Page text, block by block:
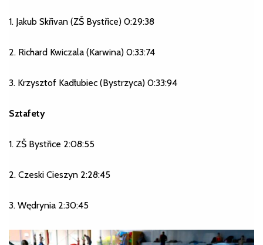
1. Jakub Skřivan (ZŠ Bystřice) 0:29:38
2. Richard Kwiczala (Karwina) 0:33:74
3. Krzysztof Kadłubiec (Bystrzyca) 0:33:94
Sztafety
1. ZŠ Bystřice 2:08:55
2. Czeski Cieszyn 2:28:45
3. Wędrynia 2:30:45